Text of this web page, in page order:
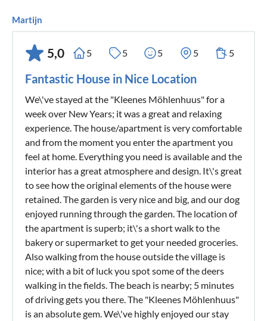
Martijn
5,0 5 5 5 5 5
Fantastic House in Nice Location
We\'ve stayed at the "Kleenes Möhlenhuus" for a
week over New Years; it was a great and relaxing
experience. The house/apartment is very comfortable
and from the moment you enter the apartment you
feel at home. Everything you need is available and the
interior has a great atmosphere and design. It\'s great
to see how the original elements of the house were
retained. The garden is very nice and big, and our dog
enjoyed running through the garden. The location of
the apartment is superb; it\'s a short walk to the
bakery or supermarket to get your needed groceries.
Also walking from the house outside the village is
nice; with a bit of luck you spot some of the deers
walking in the fields. The beach is nearby; 5 minutes
of driving gets you there. The "Kleenes Möhlenhuus"
is an absolute gem. We\'ve highly enjoyed our stay